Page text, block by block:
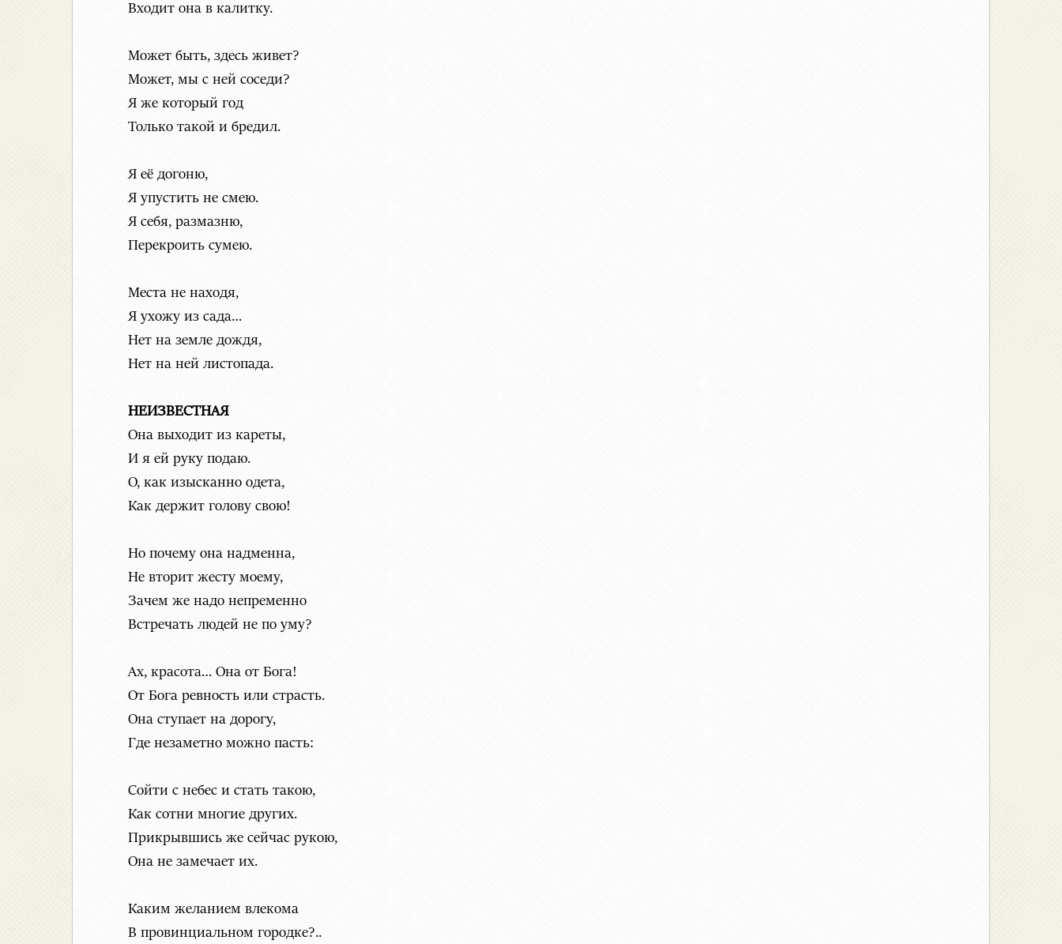
Входит она в калитку.
Может быть, здесь живет?
Может, мы с ней соседи?
Я же который год
Только такой и бредил.
Я её догоню,
Я упустить не смею.
Я себя, размазню,
Перекроить сумею.
Места не находя,
Я ухожу из сада…
Нет на земле дождя,
Нет на ней листопада.
НЕИЗВЕСТНАЯ
Она выходит из кареты,
И я ей руку подаю.
О, как изысканно одета,
Как держит голову свою!
Но почему она надменна,
Не вторит жесту моему,
Зачем же надо непременно
Встречать людей не по уму?
Ах, красота… Она от Бога!
От Бога ревность или страсть.
Она ступает на дорогу,
Где незаметно можно пасть:
Сойти с небес и стать такою,
Как сотни многие других.
Прикрывшись же сейчас рукою,
Она не замечает их.
Каким желанием влекома
В провинциальном городке?..